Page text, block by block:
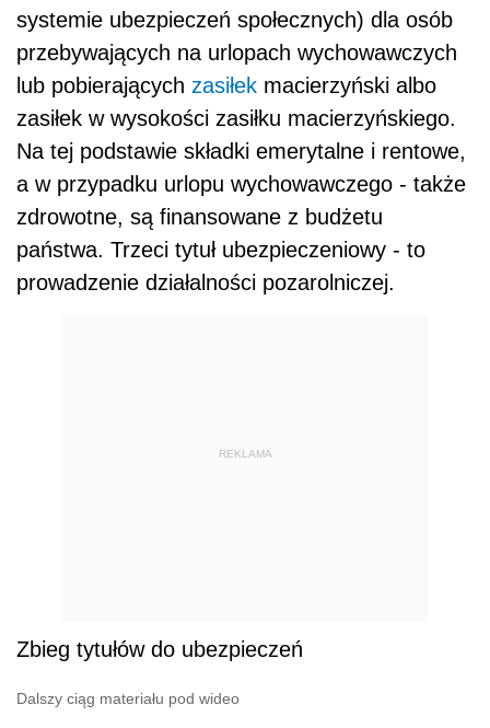
systemie ubezpieczeń społecznych) dla osób
przebywających na urlopach wychowawczych
lub pobierających zasiłek macierzyński albo
zasiłek w wysokości zasiłku macierzyńskiego.
Na tej podstawie składki emerytalne i rentowe,
a w przypadku urlopu wychowawczego - także
zdrowotne, są finansowane z budżetu
państwa. Trzeci tytuł ubezpieczeniowy - to
prowadzenie działalności pozarolniczej.
REKLAMA
Zbieg tytułów do ubezpieczeń
Dalszy ciąg materiału pod wideo